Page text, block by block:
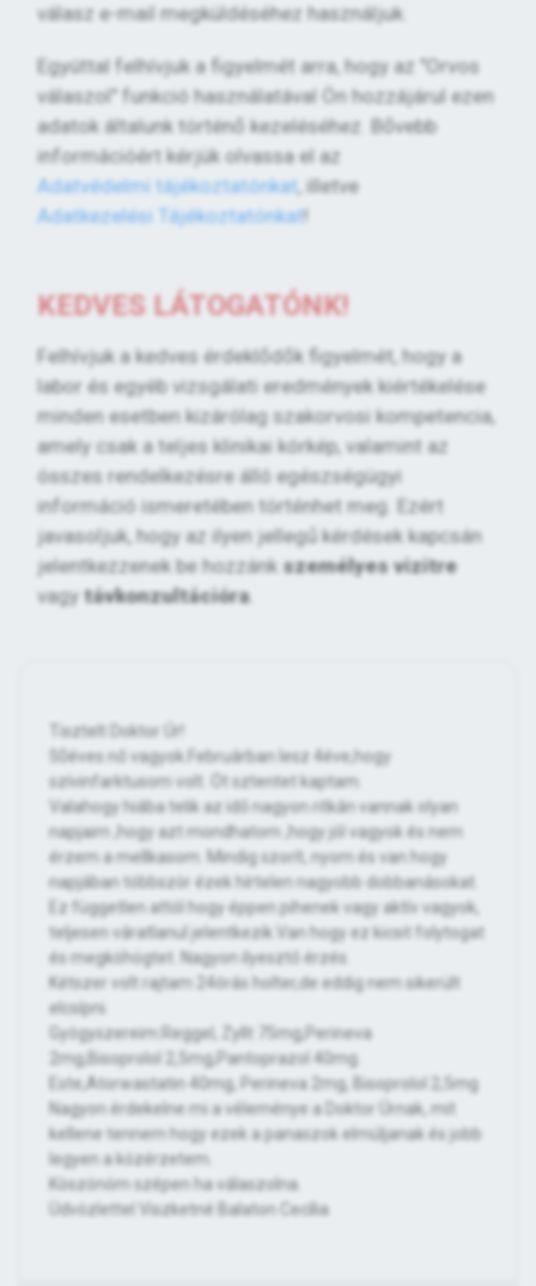
válasz e-mail megküldéséhez használjuk.
Egyúttal felhívjuk a figyelmét arra, hogy az "Orvos
válaszol" funkció használatával Ön hozzájárul ezen
adatok általunk történő kezeléséhez. Bővebb
információért kérjük olvassa el az
Adatvédelmi tájékoztatónkat, illetve
Adatkezelési Tájékoztatónkat!
KEDVES LÁTOGATÓNK!
Felhívjuk a kedves érdeklődők figyelmét, hogy a
labor és egyéb vizsgálati eredmények kiértékelése
minden esetben kizárólag szakorvosi kompetencia,
amely csak a teljes klinikai kórkép, valamint az
összes rendelkezésre álló egészségügyi
információ ismeretében történhet meg. Ezért
javasoljuk, hogy az ilyen jellegű kérdések kapcsán
jelentkezzenek be hozzánk személyes vizitre
vagy távkonzultációra.
Tisztelt Doktor Úr!
50éves nő vagyok.Februárban lesz 4éve,hogy
szívinfarktusom volt. Öt sztentet kaptam.
Valahogy hiába telik az idő nagyon ritkán vannak olyan
napjaim ,hogy azt mondhatom ,hogy jól vagyok és nem
érzem a mellkasom. Mindig szorít, nyom és van hogy
napjában többször ézek hírtelen nagyobb dobbanásokat.
Ez független attól hogy éppen pihenek vagy aktív vagyok,
teljesen váratlanul jelentkezik.Van hogy ez kicsit folytogat
és megköhögtet. Nagyon ilyesztő érzés.
Kétszer volt rajtam 24órás holter,de eddig nem sikerült
elcsípni.
Gyógyszereim:Reggel, Zyllt 75mg,Perineva
2mg,Bisoprolol 2,5mg,Pantoprazol 40mg.
Este,Atorwastatin 40mg, Perineva 2mg, Bisoprolol 2,5mg
Nagyon érdekelne mi a véleménye a Doktor Úrnak, mit
kellene tennem hogy ezek a panaszok elmúljanak és jobb
legyen a közérzetem.
Köszönöm szépen ha válaszolna.
Üdvözlettel Viszketné Balaton Cecília